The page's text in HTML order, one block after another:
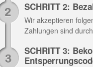
SCHRITT 2:
Wir akzeptieren
Zahlungen sind
SCHRITT 3: